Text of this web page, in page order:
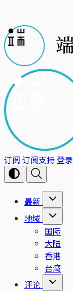
订阅 订阅支持登录
最新
地域
国际
大陆
香港
台湾
评论